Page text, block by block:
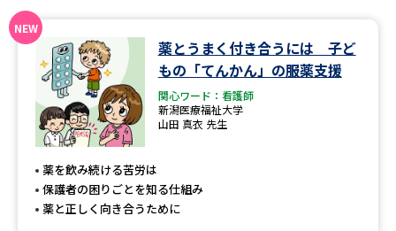
過去問題集
大学・短大以外の資料から請求
専門学校の資料請求 大学院の資料請求
留学・進学関連、塾・予備校
薬とうまく付き合うには 子ど
もの「てんかん」の服薬支援
関心ワード：看護師
新潟医療福祉大学
山田 真衣 先生
薬を飲み続ける苦労は
保護者の困りごとを知る仕組み
薬と正しく向き合うために